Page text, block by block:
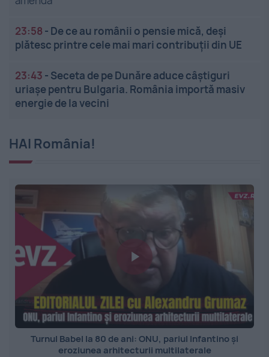
23:58 - De ce au românii o pensie mică, deși
plătesc printre cele mai mari contribuții din UE
23:43 - Seceta de pe Dunăre aduce câștiguri
uriașe pentru Bulgaria. România importă masiv
energie de la vecini
HAI România!
Turnul Babel la 80 de ani: ONU, pariul Infantino și
eroziunea arhitecturii multilaterale